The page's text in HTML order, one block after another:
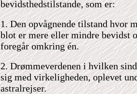
bevidsthedstilstande, som er:
1. Den opvågnende tilstand hvor
blot er mere eller mindre bevidst
foregår omkring én.
2. Drømmeverdenen i hvilken
sig med virkeligheden, oplevet
astralrejser.